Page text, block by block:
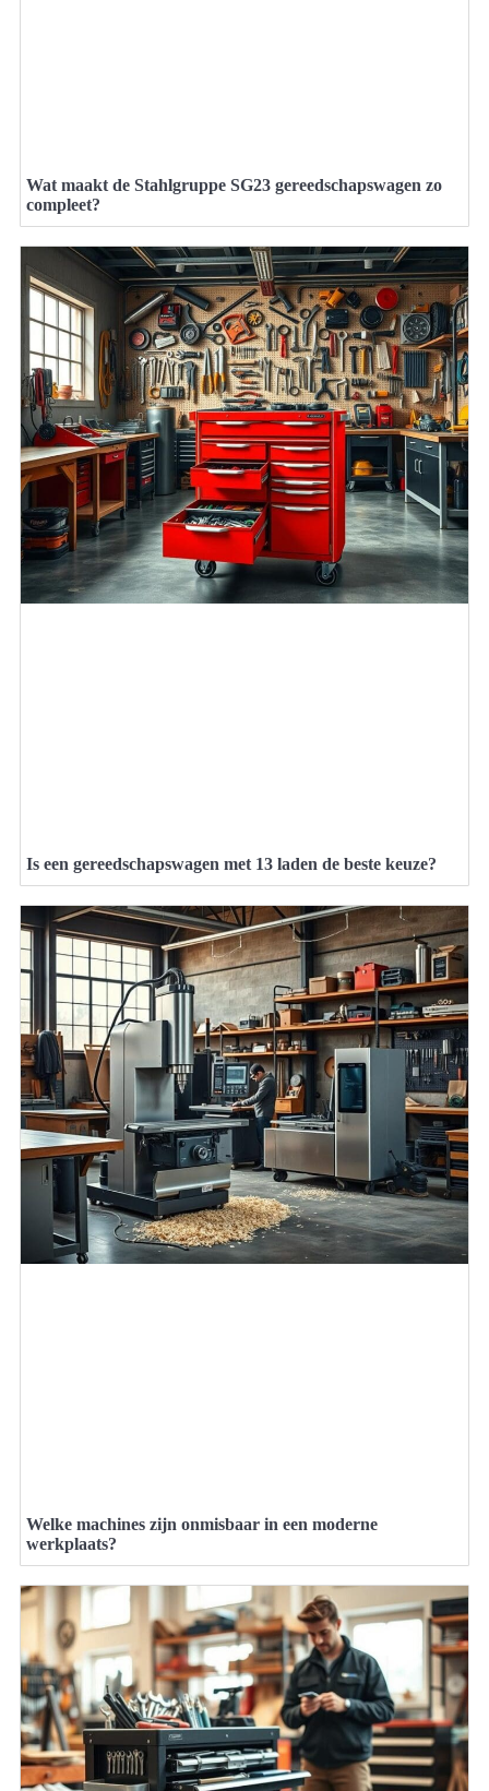
Wat maakt de Stahlgruppe SG23 gereedschapswagen zo
compleet?
Is een gereedschapswagen met 13 laden de beste keuze?
Welke machines zijn onmisbaar in een moderne
werkplaats?